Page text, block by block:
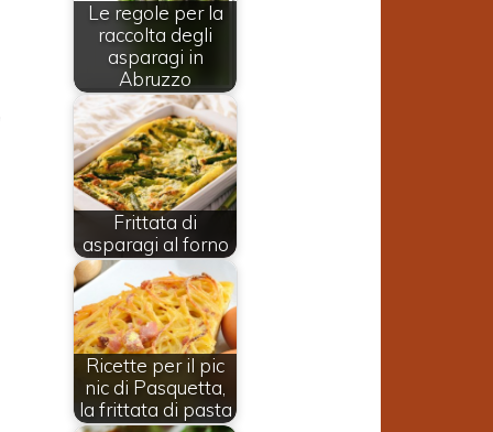
Le regole per la
raccolta degli
asparagi in
Abruzzo
Frittata di
asparagi al forno
Ricette per il pic
nic di Pasquetta,
la frittata di pasta